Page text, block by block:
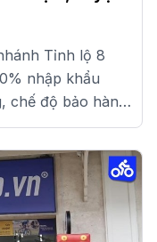
Tỉnh lộ 8
nhập khẩu
chế độ bảo hành